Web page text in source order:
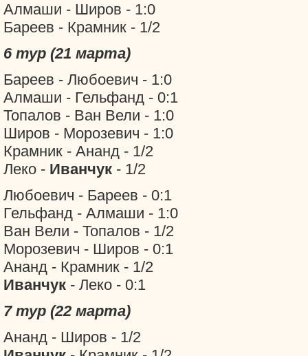
Алмаши - Широв - 1:0
Бареев - Крамник - 1/2
6 тур (21 марта)
Бареев - Любоевич - 1:0
Алмаши - Гельфанд - 0:1
Топалов - Ван Вели - 1:0
Широв - Морозевич - 1:0
Крамник - Ананд - 1/2
Леко - Иванчук - 1/2
Любоевич - Бареев - 0:1
Гельфанд - Алмаши - 1:0
Ван Вели - Топалов - 1/2
Морозевич - Широв - 0:1
Ананд - Крамник - 1/2
Иванчук - Леко - 0:1
7 тур (22 марта)
Ананд - Широв - 1/2